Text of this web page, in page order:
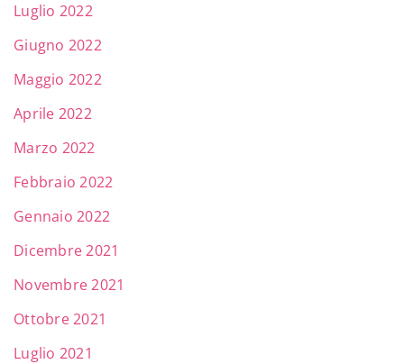
Luglio 2022
Giugno 2022
Maggio 2022
Aprile 2022
Marzo 2022
Febbraio 2022
Gennaio 2022
Dicembre 2021
Novembre 2021
Ottobre 2021
Luglio 2021